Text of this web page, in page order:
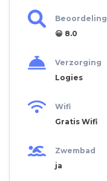
Beoordeling
😀 8.0
Verzorging
Logies
Wifi
Gratis Wifi
Zwembad
ja